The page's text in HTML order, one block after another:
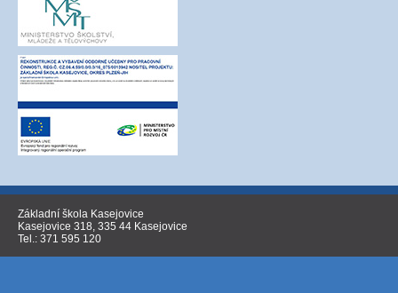
Základní škola Kasejovice
Kasejovice 318, 335 44 Kasejovice
Tel.: 371 595 120